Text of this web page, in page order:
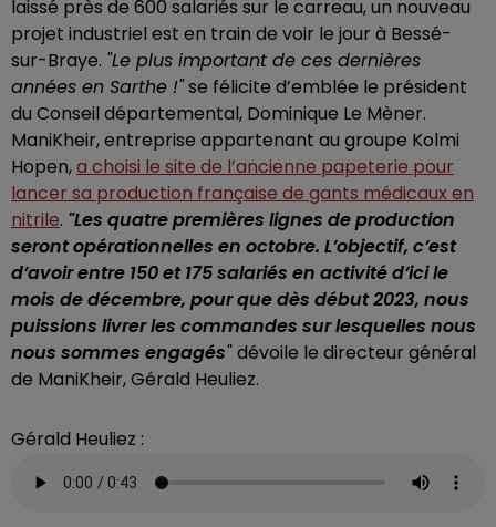
laissé près de 600 salariés sur le carreau, un nouveau
projet industriel est en train de voir le jour à Bessé-
sur-Braye. "Le plus important de ces dernières
années en Sarthe !"se félicite d’emblée le président
du Conseil départemental, Dominique Le Mèner.
ManiKheir, entreprise appartenant au groupe Kolmi
Hopen,a choisi le site de l’ancienne papeterie pour
lancer sa production française de gants médicaux en
nitrile. "Les quatre premières lignes de production
seront opérationnelles en octobre. L’objectif, c’est
d’avoir entre 150 et 175 salariés en activité d’ici le
mois de décembre, pour que dès début 2023, nous
puissions livrer les commandes sur lesquelles nous
nous sommes engagés"dévoile le directeur général
de ManiKheir, Gérald Heuliez.
Gérald Heuliez :